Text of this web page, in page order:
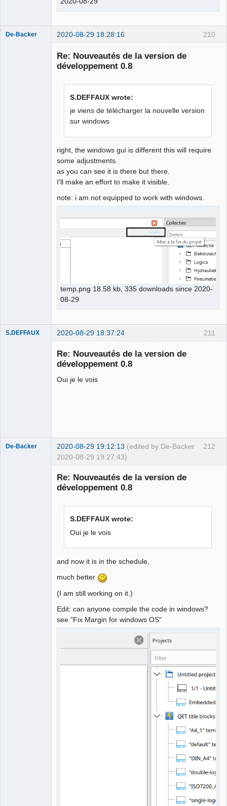
210
De-Backer 2020-08-29 18:28:16
Re: Nouveautés de la version de
développement 0.8
S.DEFFAUX wrote:
je viens de télécharger la nouvelle version
sur windows
right, the windows gui is different this will require
some adjustments.
as you can see it is there but there.
I'll make an effort to make it visible.
note: i am not equipped to work with windows.
temp.png 18.58 kb, 335 downloads since 2020-
08-29
211
S.DEFFAUX 2020-08-29 18:37:24
Re: Nouveautés de la version de
développement 0.8
Oui je le vois
212
De-Backer 2020-08-29 19:12:13 (edited by De-Backer
2020-08-29 19:27:43)
Re: Nouveautés de la version de
développement 0.8
S.DEFFAUX wrote:
Oui je le vois
and now it is in the schedule,
much better
(I am still working on it.)
Edit: can anyone compile the code in windows?
see "Fix Margin for windows OS"